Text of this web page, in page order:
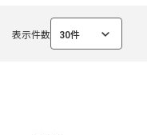
表示件数 30件
選